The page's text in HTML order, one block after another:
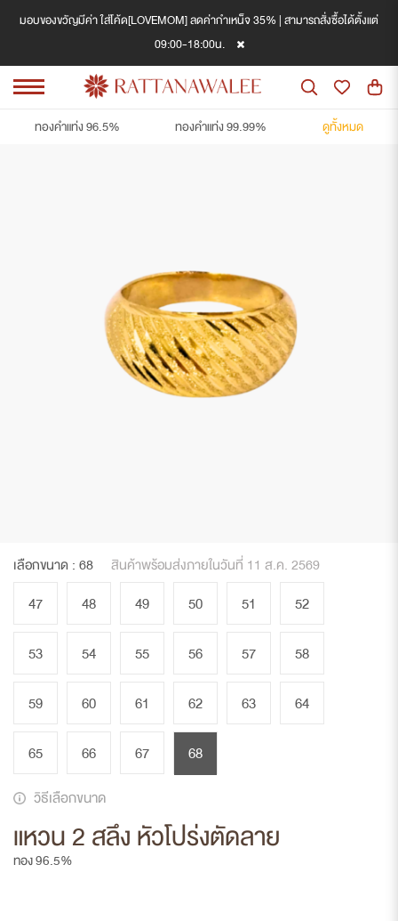
มอบของขวัญมีค่า ใส่โค้ด[LOVEMOM] ลดค่ากำเหน็จ 35% | สามารถสั่งซื้อได้ตั้งแต่
09:00-18:00น.
ทองคำแท่ง 96.5% ทองคำแท่ง 99.99% ดูทั้งหมด
แหวน 2 สลึง หัวโปร่งตัดลาย
ทอง 96.5%
เลือกขนาด : 68 สินค้าพร้อมส่งภายในวันที่ 11 ส.ค. 2569
47 48 49 50 51 52
53 54 55 56 57 58
59 60 61 62 63 64
65 66 67
68
วิธีเลือกขนาด